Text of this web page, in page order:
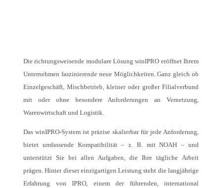
Die richtungsweisende modulare Lösung winIPRO eröffnet Ihrem
Unternehmen faszinierende neue Möglichkeiten. Ganz gleich ob
Einzelgeschäft, Mischbetrieb, kleiner oder großer Filialverbund
mit oder ohne besondere Anforderungen an Vernetzung,
Warenwirtschaft und Logistik.
Das winIPRO-System ist präzise skalierbar für jede Anforderung,
bietet umfassende Kompatibilität – z. B. mit NOAH – und
unterstützt Sie bei allen Aufgaben, die Ihre tägliche Arbeit
prägen. Hinter dieser einzigartigen Leistung steht die langjährige
Erfahrung von IPRO, einem der führenden, international